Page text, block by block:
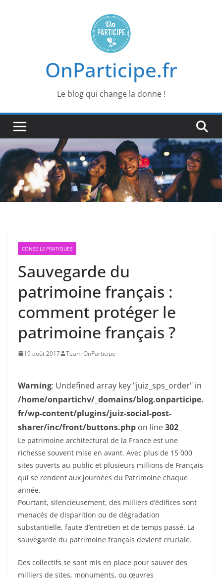
OnParticipe.fr
Le blog qui change la donne !
CONSEILS PRATIQUES
Sauvegarde du
patrimoine français :
comment protéger le
patrimoine français ?
19 août 2017 Team OnParticipe
Warning: Undefined array key "juiz_sps_order" in
/home/onpartichv/_domains/blog.onparticipe.
fr/wp-content/plugins/juiz-social-post-
sharer/inc/front/buttons.php on line302
Le patrimoine architectural de la France est une
richesse souvent mise en avant. Avec plus de 15 000
sites ouverts au public et plusieurs millions de Français
qui se rendent aux journées du Patrimoine chaque
année.
Pourtant, silencieusement, des milliers d’édifices sont
menacés de disparition ou de dégradation
substantielle, faute d’entretien et de temps passé. La
sauvegarde du patrimoine français devient cruciale.
Des collectifs se sont mis en place pour sauver des
milliers de sites, monuments, ou œuvres